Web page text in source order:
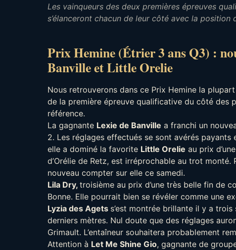
Les vainqueurs des deux premières épreuves
s’élanceront chacun de leur côté avec la position
Prix Hemine (Étrier 3 ans Q3) :
Banville et Little Orelie
Nous retrouverons dans ce Prix Hemine la
de la première épreuve qualificative du côté des
référence.
La gagnante Lexie de Banville a franchi un
2. Les réglages effectués se sont avérés payants
elle a dominé la favorite Little Orelie au prix
d’Orélie de Retz, est irréprochable au trot
nouveau compter sur elle ce samedi.
Lila Dry, troisième au prix d’une très belle fin de
Bonne. Elle pourrait bien se révéler comme une
Lyzia des Agets s’est montrée brillante il y a trois
derniers mètres. Nul doute que des réglages
Grimault. L’entaîneur souhaitera probablement
Attention à Let Me Shine Gio, gagnante de